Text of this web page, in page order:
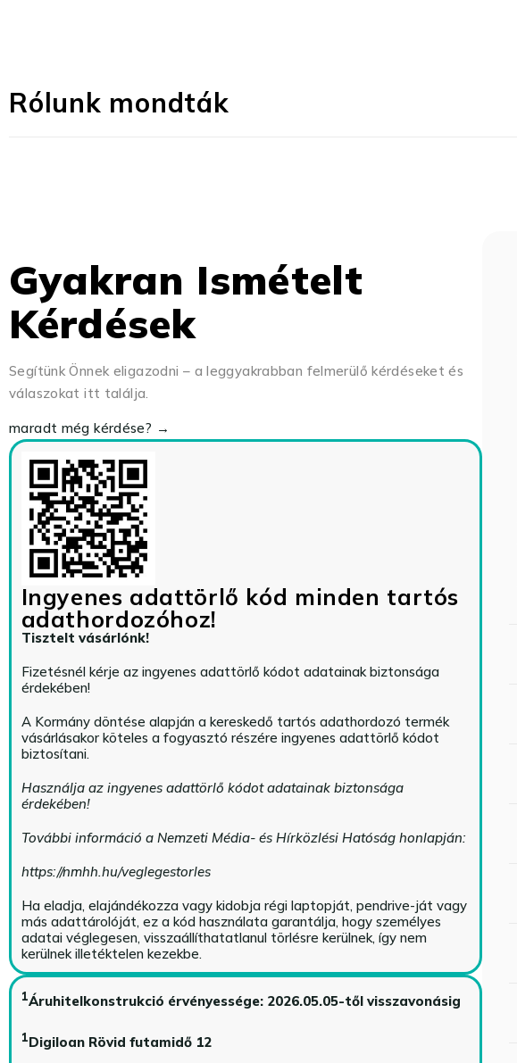
Rólunk mondták
Gyakran Ismételt
Kérdések
Segítünk Önnek eligazodni – a leggyakrabban felmerülő kérdéseket és
válaszokat itt találja.
maradt még kérdése? →
Ingyenes adattörlő kód minden tartós
adathordozóhoz!
Tisztelt vásárlónk!
Fizetésnél kérje az ingyenes adattörlő kódot adatainak biztonsága
érdekében!
A Kormány döntése alapján a kereskedő tartós adathordozó termék
vásárlásakor köteles a fogyasztó részére ingyenes adattörlő kódot
biztosítani.
Használja az ingyenes adattörlő kódot adatainak biztonsága
érdekében!
További információ a Nemzeti Média- és Hírközlési Hatóság honlapján:
https://nmhh.hu/veglegestorles
Ha eladja, elajándékozza vagy kidobja régi laptopját, pendrive-ját vagy
más adattárolóját, ez a kód használata garantálja, hogy személyes
adatai véglegesen, visszaállíthatatlanul törlésre kerülnek, így nem
kerülnek illetéktelen kezekbe.
1Áruhitelkonstrukció érvényessége: 2026.05.05-től visszavonásig
1Digiloan Rövid futamidő 12